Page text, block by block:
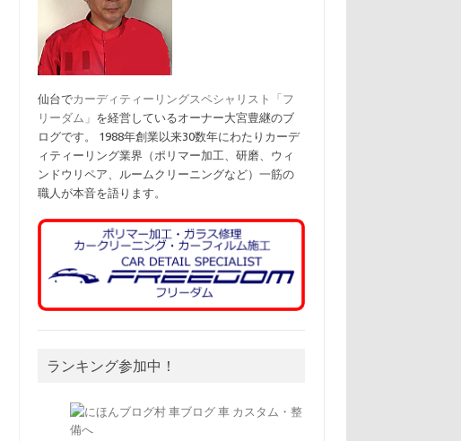
仙台でカーディティーリングスペシャリスト「フ
リーダム」 を経営しているオーナー大宮豊継のブ
ログです。 1988年創業以来30数年にわたりカーデ
ィティーリング業界（ポリマー加工、研磨、ウィ
ンドウリペア、ルームクリーニングなど）一筋の
職人が本音を語ります。
ランキング参加中！